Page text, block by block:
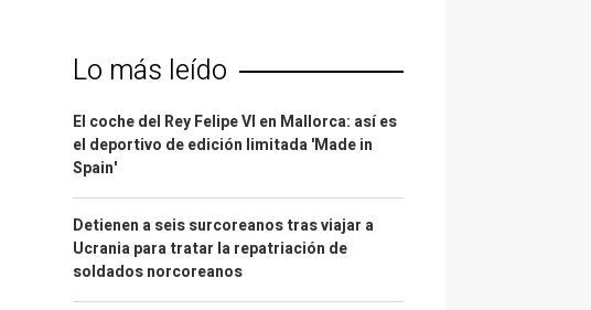
Lo más leído
El coche del Rey Felipe VI en Mallorca: así es
el deportivo de edición limitada 'Made in
Spain'
Detienen a seis surcoreanos tras viajar a
Ucrania para tratar la repatriación de
soldados norcoreanos